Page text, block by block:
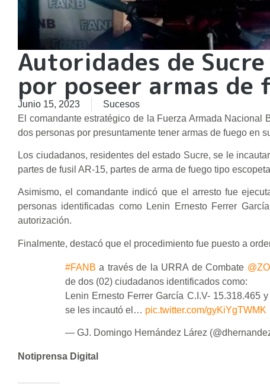
Autoridades de
por poseer armas de
Junio 15, 2023
Sucesos
El comandante estratégico de la Fuerza Armada
dos personas por presuntamente tener armas de fuego en
Los ciudadanos, residentes del estado Sucre, se le
partes de fusil AR-15, partes de arma de fuego tipo
Asimismo, el comandante indicó que el arresto fue
personas identificadas como Lenin Ernesto Ferrer
autorización.
Finalmente, destacó que el procedimiento fue puesto a
#FANB a través de la URRA de Combate
de dos (02) ciudadanos identificados como:
Lenin Ernesto Ferrer García C.I.V- 15.318.465
se les incautó el… pic.twitter.com/gyKiYgTWMK
— GJ. Domingo Hernández Lárez
Notiprensa Digital